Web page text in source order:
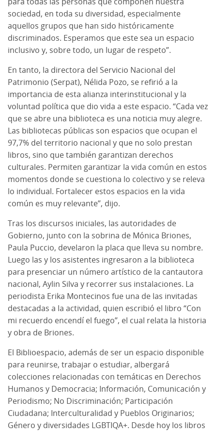
sociedad, en toda su diversidad, especialmente
aquellos grupos que han sido históricamente
discriminados. Esperamos que este sea un espacio
inclusivo y, sobre todo, un lugar de respeto”.
En tanto, la directora del Servicio Nacional del
Patrimonio (Serpat), Nélida Pozo, se refirió a la
importancia de esta alianza interinstitucional y la
voluntad política que dio vida a este espacio. “Cada vez
que se abre una biblioteca es una noticia muy alegre.
Las bibliotecas públicas son espacios que ocupan el
97,7% del territorio nacional y que no solo prestan
libros, sino que también garantizan derechos
culturales. Permiten garantizar la vida común en estos
momentos donde se cuestiona lo colectivo y se releva
lo individual. Fortalecer estos espacios en la vida
común es muy relevante”, dijo.
Tras los discursos iniciales, las autoridades de
Gobierno, junto con la sobrina de Mónica Briones,
Paula Puccio, develaron la placa que lleva su nombre.
Luego las y los asistentes ingresaron a la biblioteca
para presenciar un número artístico de la cantautora
nacional, Aylin Silva y recorrer sus instalaciones. La
periodista Erika Montecinos fue una de las invitadas
destacadas a la actividad, quien escribió el libro “Con
mi recuerdo encendí el fuego”, el cual relata la historia
y obra de Briones.
El Biblioespacio, además de ser un espacio disponible
para reunirse, trabajar o estudiar, albergará
colecciones relacionadas con temáticas en Derechos
Humanos y Democracia; Información, Comunicación y
Periodismo; No Discriminación; Participación
Ciudadana; Interculturalidad y Pueblos Originarios;
Género y diversidades LGBTIQA+. Desde hoy los libros